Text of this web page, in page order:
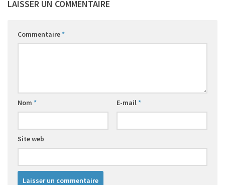
LAISSER UN COMMENTAIRE
Commentaire*
Nom * E-mail*
Site web